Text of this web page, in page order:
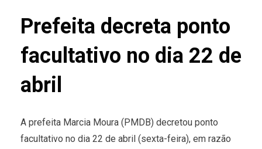
Prefeita decreta ponto
facultativo no dia 22 de
abril
A prefeita Marcia Moura (PMDB) decretou ponto
facultativo no dia 22 de abril (sexta-feira), em razão